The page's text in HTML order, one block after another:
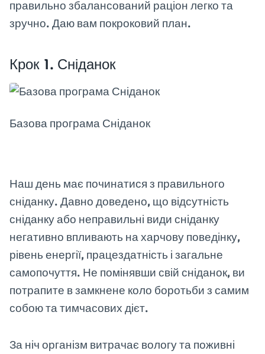
правильно збалансований раціон легко та
зручно. Даю вам покроковий план.
Крок 1. Сніданок
Базова програма Сніданок
Наш день має починатися з правильного
сніданку. Давно доведено, що відсутність
сніданку або неправильні види сніданку
негативно впливають на харчову поведінку,
рівень енергії, працездатність і загальне
самопочуття. Не помінявши свій сніданок, ви
потрапите в замкнене коло боротьби з самим
собою та тимчасових дієт.
За ніч організм витрачає вологу та поживні